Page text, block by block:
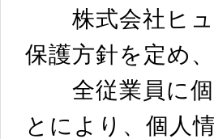
株式会社ヒュ
保護方針を定め
全従業員に個
とにより、個人